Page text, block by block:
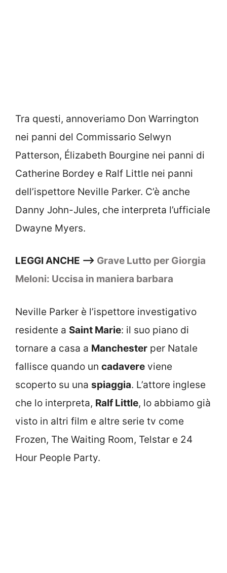
Tra questi, annoveriamo Don Warrington
nei panni del Commissario Selwyn
Patterson, Élizabeth Bourgine nei panni di
Catherine Bordey e Ralf Little nei panni
dell’ispettore Neville Parker. C’è anche
Danny John-Jules, che interpreta l’ufficiale
Dwayne Myers.
LEGGI ANCHE –> Grave Lutto per Giorgia
Meloni: Uccisa in maniera barbara
Neville Parker è l’ispettore investigativo
residente a Saint Marie: il suo piano di
tornare a casa a Manchester per Natale
fallisce quando un cadavere viene
scoperto su una spiaggia. L’attore inglese
che lo interpreta, Ralf Little, lo abbiamo già
visto in altri film e altre serie tv come
Frozen, The Waiting Room, Telstar e 24
Hour People Party.